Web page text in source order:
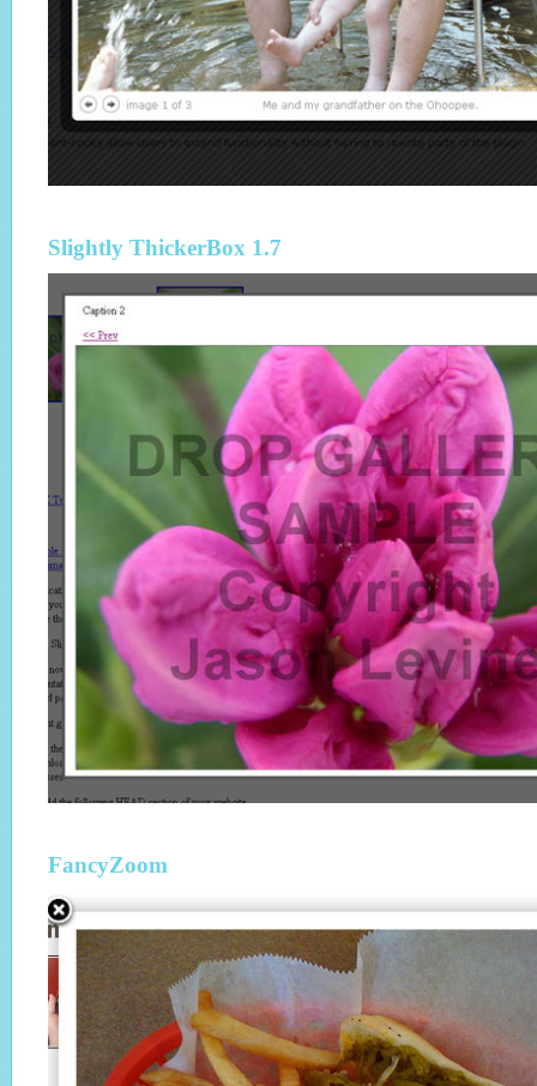
Slightly ThickerBox 1.7
FancyZoom